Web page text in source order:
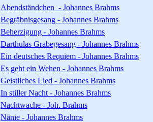
Abendständchen - Johannes Brahms
Begräbnisgesang - Johannes Brahms
Beherzigung - Johannes Brahms
Darthulas Grabegesang - Johannes Brahms
Ein deutsches Requiem - Johannes Brahms
Es geht ein Wehen - Johannes Brahms
Geistliches Lied - Johannes Brahms
In stiller Nacht - Johannes Brahms
Nachtwache - Joh. Brahms
Nänie - Johannes Brahms